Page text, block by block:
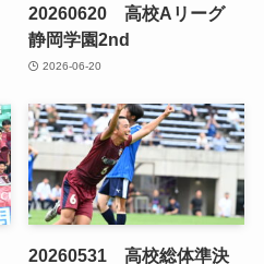
20260620 高校Aリーグ
静岡学園2nd
2026-06-20
20260531 高校総体準決